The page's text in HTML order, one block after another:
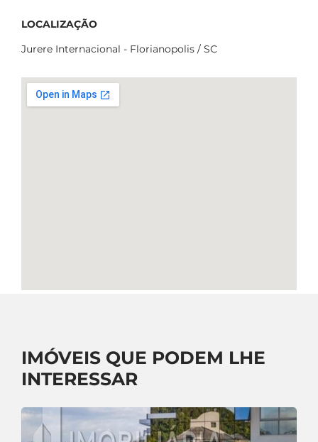
LOCALIZAÇÃO
Jurere Internacional - Florianopolis / SC
IMÓVEIS QUE PODEM LHE
INTERESSAR